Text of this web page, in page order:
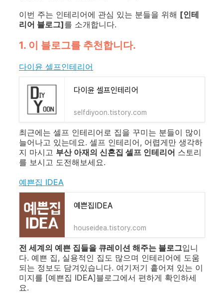
이번 주는 인테리어에 관심 있는 분들을 위해 [인테
리어 블로그]를 소개합니다.
1. 이 블로그를 추천합니다.
다이윤 셀프인테리어
다이윤 셀프인테리어
selfdiyoon.tistory.com
최근에는 셀프 인테리어로 집을 꾸미는 분들이 많이
늘어나고 있는데요. 셀프 인테리어, 어렵게만 생각하
지 마시고 부산 아재의 신혼집 셀프 인테리어 스토리
를 보시고 도전해보세요.
예쁜집 IDEA
예쁜집IDEA
houseidea.tistory.com
전 세계의 예쁜 집들을 큐레이션 해주는 블로그입니
다. 예쁜 집, 실용적인 집도 많으며 인테리어에 도움
되는 정보도 담겨있습니다. 여기저기 흩어져 있는 이
미지를 [예쁜집 IDEA]블로그에서 편하게 확인하세
요.